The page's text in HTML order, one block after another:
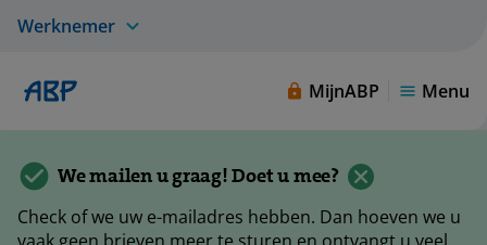
Werknemer
MijnABP Menu
We mailen u graag! Doet u mee?
Check of we uw e-mailadres hebben. Dan hoeven we u